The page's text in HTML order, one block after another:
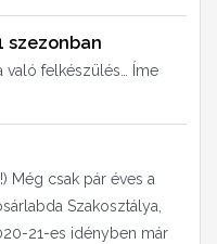
szezonban
való felkészülés… Íme
Még csak pár éves a
Szakosztálya,
21-es idényben már